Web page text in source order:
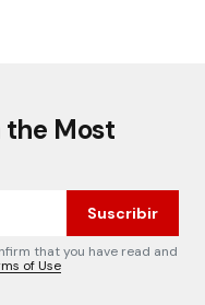
the Most
Suscribir
that you have read and
of Use